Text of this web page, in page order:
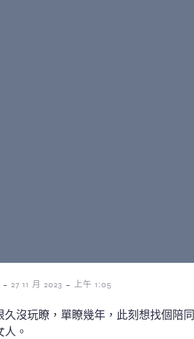
- 27 11 月 2023 - 上午 1:05
久沒玩瞭，單瞭幾年，此刻想找個陪同
人。